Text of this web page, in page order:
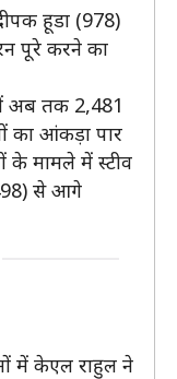
हूडा (978)
पूरे करने का
अब तक 2,481
का आंकड़ा पार
के मामले में स्टीव
से आगे
में केएल राहुल ने